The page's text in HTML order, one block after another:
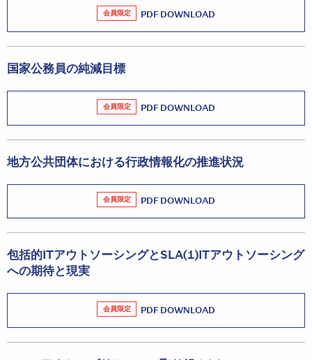
会員限定 PDF DOWNLOAD
国家公務員の純減目標
会員限定 PDF DOWNLOAD
地方公共団体における行政情報化の推進状況
会員限定 PDF DOWNLOAD
包括的ITアウトソーシングとSLA(1)ITアウトソーシング
への期待と現実
会員限定 PDF DOWNLOAD